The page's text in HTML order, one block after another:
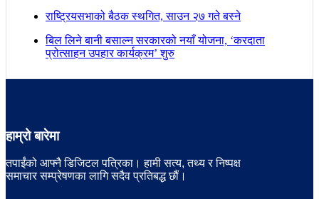
राष्ट्रियसभाको बैठक स्थगित, साउन २७ गते बस्ने
बिल लिने बानी बसाल्न सरकारको नयाँ योजना, ‘करदाता
प्रोत्साहन उपहार कार्यक्रम’ शुरु
हाम्रो बारेमा
तपाईंको आफ्नै डिजिटल पत्रिका। हामी सत्य, तथ्य र निष्पक्ष
समाचार सम्प्रेषणका लागि सदैव प्रतिबद्ध छौं।